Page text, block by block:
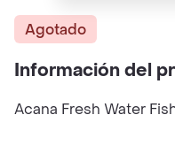
Agotado
Información del
Acana Fresh Water